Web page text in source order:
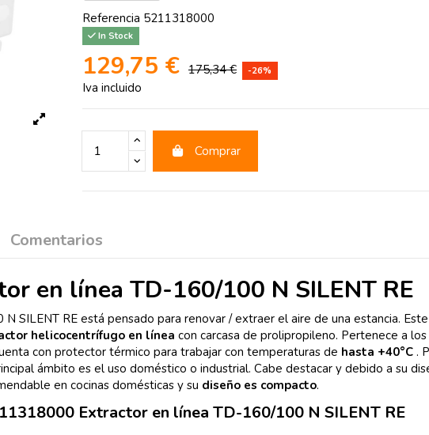
Referencia 5211318000
In Stock
129,75 € 175,34 € -26%
Iva incluido
Comprar
Comentarios
en línea TD-160/100 N SILENT RE
SILENT RE está pensado para renovar / extraer el aire de una estancia.
helicocentrífugo en línea con carcasa de prolipropileno. Pertenece a
con protector térmico para trabajar con temperaturas de hasta +40°C .
ámbito es el uso doméstico o industrial. Cabe destacar y debido a su
en cocinas domésticas y su diseño es compacto.
Extractor en línea TD-160/100 N SILENT RE